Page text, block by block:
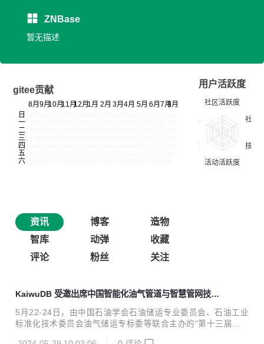
ZNBase
暂无描述
gitee贡献
用户活跃度
资讯 博客
造物
智库
动弹
收藏
评论
粉丝 关注
KaiwuDB 受邀出席中国智能化油气管道与智慧管网技术
交流大会
5月22-24日，由中国石油学会石油储运专业委员会、石油工业
标准化技术委员会油气储运专标委等联合主办的“第十三届中